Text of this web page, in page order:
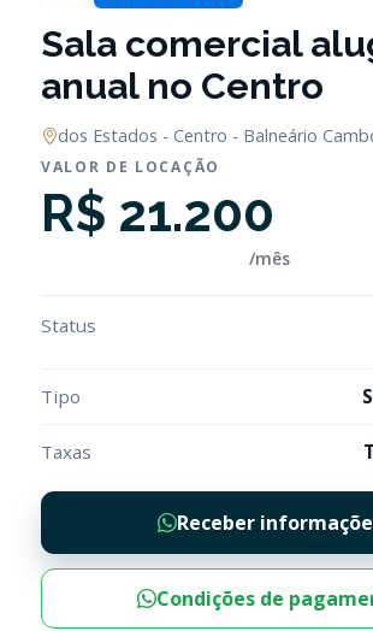
Sala comercial
anual no Centro
dos Estados - Centro - Balneário
VALOR DE LOCAÇÃO
R$ 21.200
/mês
Status
Tipo
Taxas
Receber
Condições de